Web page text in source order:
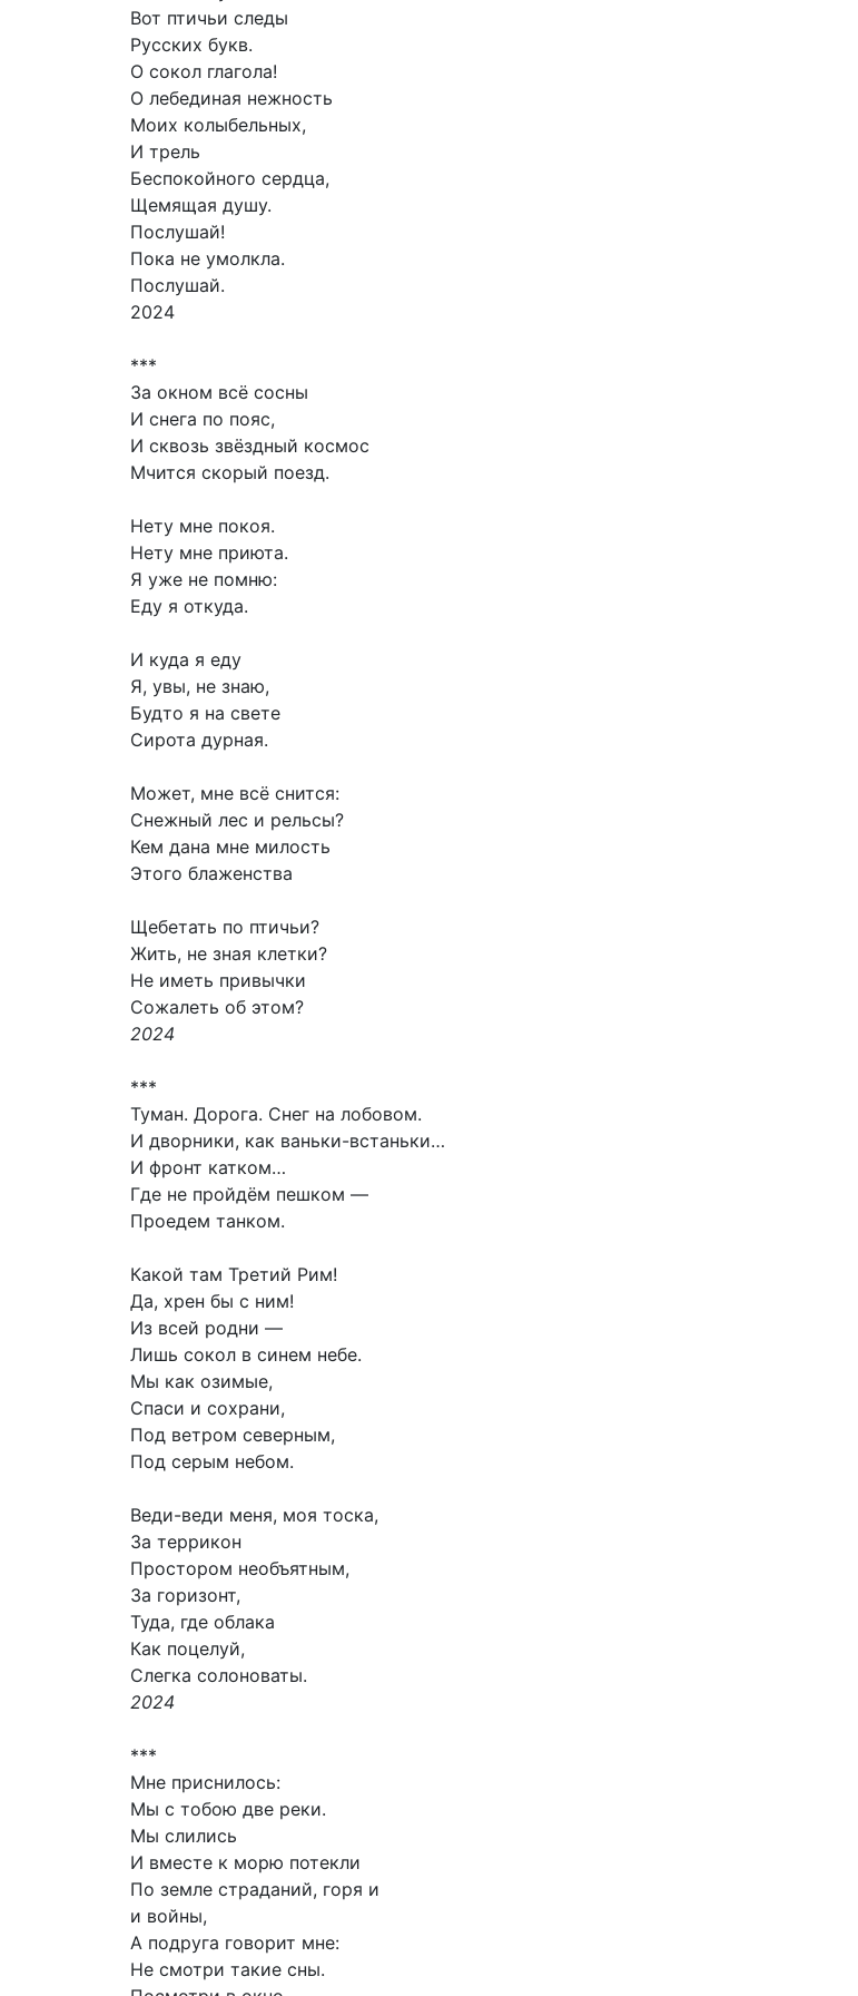
Вот птичьи следы
Русских букв.
О сокол глагола!
О лебединая нежность
Моих колыбельных,
И трель
Беспокойного сердца,
Щемящая душу.
Послушай!
Пока не умолкла.
Послушай.
2024
***
За окном всё сосны
И снега по пояс,
И сквозь звёздный космос
Мчится скорый поезд.
Нету мне покоя.
Нету мне приюта.
Я уже не помню:
Еду я откуда.
И куда я еду
Я, увы, не знаю,
Будто я на свете
Сирота дурная.
Может, мне всё снится:
Снежный лес и рельсы?
Кем дана мне милость
Этого блаженства
Щебетать по птичьи?
Жить, не зная клетки?
Не иметь привычки
Сожалеть об этом?
2024
***
Туман. Дорога. Снег на лобовом.
И дворники, как ваньки-встаньки…
И фронт катком…
Где не пройдём пешком —
Проедем танком.
Какой там Третий Рим!
Да, хрен бы с ним!
Из всей родни —
Лишь сокол в синем небе.
Мы как озимые,
Спаси и сохрани,
Под ветром северным,
Под серым небом.
Веди-веди меня, моя тоска,
За террикон
Простором необъятным,
За горизонт,
Туда, где облака
Как поцелуй,
Слегка солоноваты.
2024
***
Мне приснилось:
Мы с тобою две реки.
Мы слились
И вместе к морю потекли
По земле страданий, горя и
и войны,
А подруга говорит мне:
Не смотри такие сны.